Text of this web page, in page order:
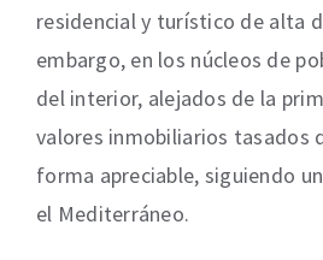
residencial y turístico de alta
embargo, en los núcleos de
del interior, alejados de la
valores inmobiliarios tasados
forma apreciable, siguiendo
el Mediterráneo.